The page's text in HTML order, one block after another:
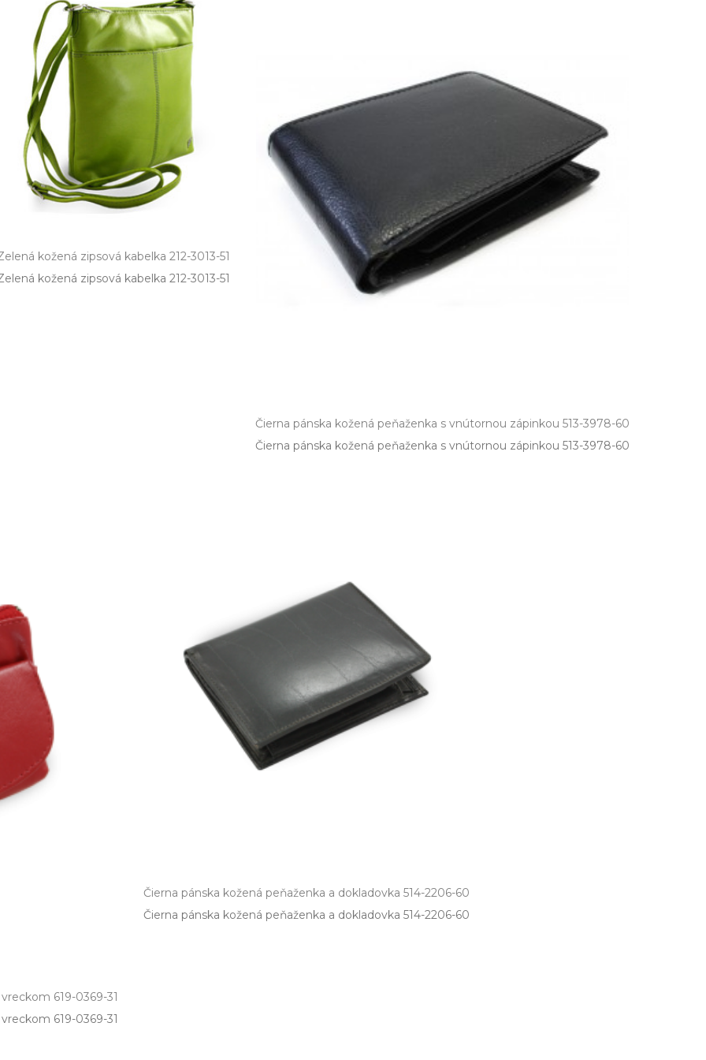
kožená zipsová kabelka 212-3013-51
kožená zipsová kabelka 212­-3013­-51
Čierna pánska kožená peňaženka s vnútornou zápinkou 513-3978-60
Čierna pánska kožená peňaženka s vnútornou zápinkou 513­-3978­-60
619-0369-31
619­-0369­-31
Čierna pánska kožená peňaženka a dokladovka 514-2206-60
Čierna pánska kožená peňaženka a dokladovka 514­-2206­-60